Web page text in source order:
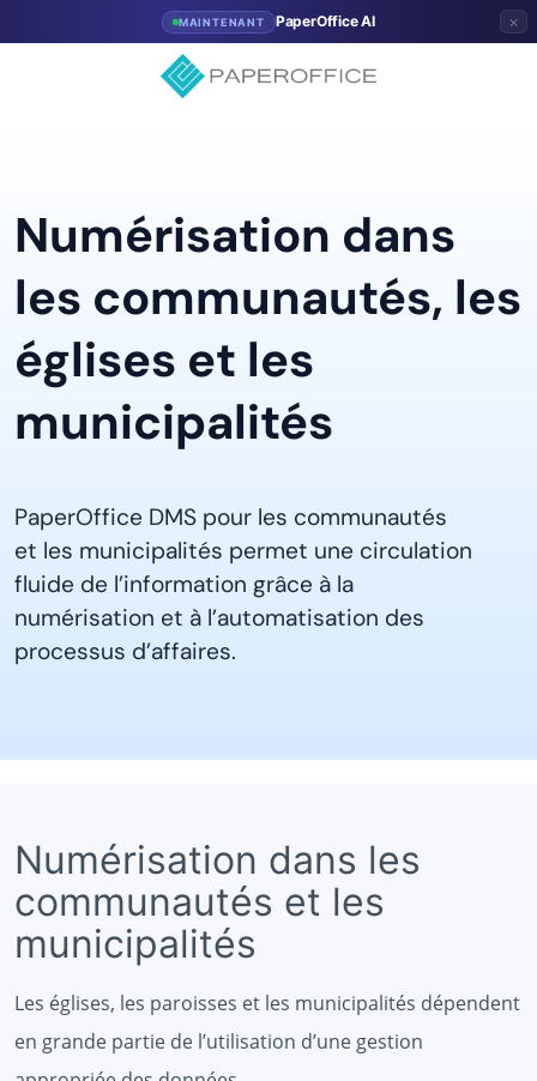
MAINTENANT PaperOffice AI ×
Numérisation dans
les communautés, les
églises et les
municipalités
PaperOffice DMS pour les communautés
et les municipalités permet une circulation
fluide de l’information grâce à la
numérisation et à l’automatisation des
processus d’affaires.
Numérisation dans les
communautés et les
municipalités
Les églises, les paroisses et les municipalités dépendent
en grande partie de l’utilisation d’une gestion